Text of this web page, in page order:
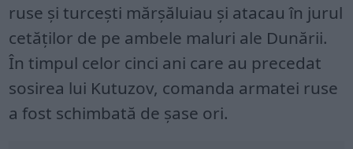
ruse și turcești mărșăluiau și atacau în jurul
cetăților de pe ambele maluri ale Dunării.
În timpul celor cinci ani care au precedat
sosirea lui Kutuzov, comanda armatei ruse
a fost schimbată de șase ori.